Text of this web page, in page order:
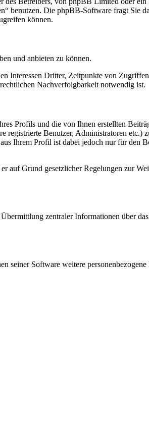
benutzen. Die phpBB-Software fragt Sie
können.
und anbieten zu können.
Interessen Dritter, Zeitpunkte von
Nachverfolgbarkeit notwendig ist.
Profils und die von Ihnen erstellten
registrierte Benutzer, Administratoren etc.)
Ihrem Profil ist dabei jedoch nur für den
auf Grund gesetzlicher Regelungen zur
zentraler Informationen über
seiner Software weitere